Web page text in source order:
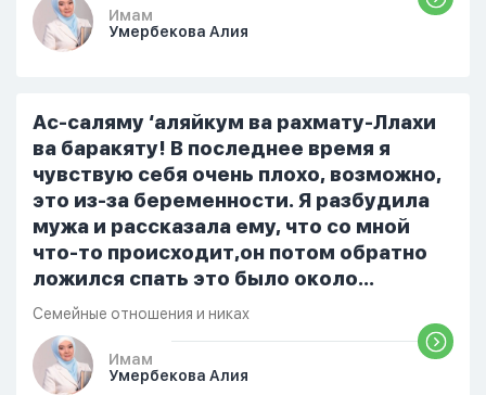
уже так не могу читать, смотреть . Дуа
я делаю скрытно если делаю дома. Я
От родных же людей.
Имам
Умербекова Алия
Ас-саляму ‘аляйкум ва рахмату-Ллахи
ва баракяту! В последнее время я
чувствую себя очень плохо, возможно,
это из-за беременности. Я разбудила
мужа и рассказала ему, что со мной
что-то происходит,он потом обратно
ложился спать это было около
одиннадцати вечера. Но я снова
разбудила его, сказав, что мне плохо.
Он ответил: «Я живу с больными». Мне
стало очень обидно, и я решила
Семейные отношения и никах
Имам
Умербекова Алия